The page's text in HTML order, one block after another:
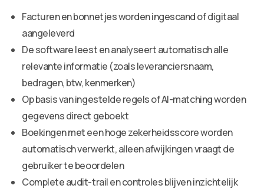
Facturen en bonnetjes worden ingescand of digitaal
aangeleverd
De software leest en analyseert automatisch alle
relevante informatie (zoals leveranciersnaam,
bedragen, btw, kenmerken)
Op basis van ingestelde regels of AI-matching worden
gegevens direct geboekt
Boekingen met een hoge zekerheidsscore worden
automatisch verwerkt, alleen afwijkingen vraagt de
gebruiker te beoordelen
Complete audit-trail en controles blijven inzichtelijk